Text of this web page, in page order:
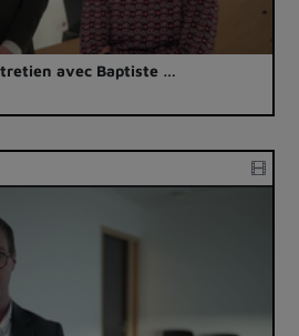
avec Baptiste …